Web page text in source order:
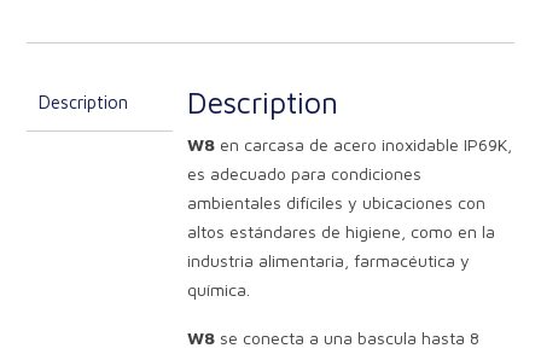
Description Description
W8 en carcasa de acero inoxidable IP69K,
es adecuado para condiciones
ambientales difíciles y ubicaciones con
altos estándares de higiene, como en la
industria alimentaria, farmacéutica y
química.
W8 se conecta a una bascula hasta 8